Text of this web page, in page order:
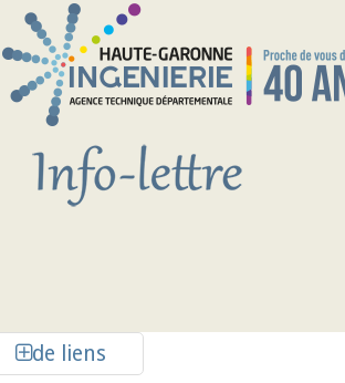
Aller au contenu principal
de liens